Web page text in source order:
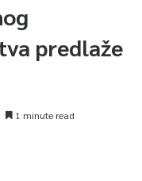
predlaže
1 minute read